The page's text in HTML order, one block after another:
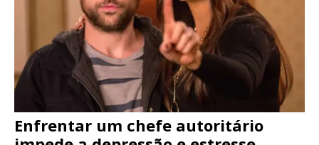
Enfrentar um chefe autoritário